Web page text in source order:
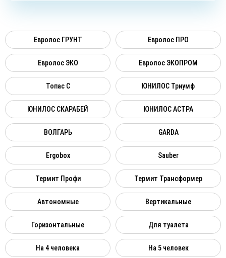
Евролос ГРУНТ Евролос ПРО
Евролос ЭКО Евролос ЭКОПРОМ
Топас C ЮНИЛОС Триумф
ЮНИЛОС СКАРАБЕЙ ЮНИЛОС АСТРА
ВОЛГАРЬ GARDA
Ergobox Sauber
Термит Профи Термит Трансформер
Автономные Вертикальные
Горизонтальные Для туалета
На 4 человека На 5 человек